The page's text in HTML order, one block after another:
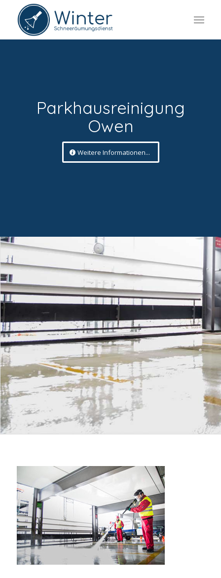
Parkhausreinigung
Owen
Weitere Informationen...